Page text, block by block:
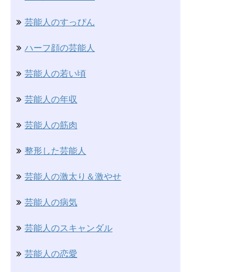
芸能人のすっぴん
ハーフ顔の芸能人
芸能人の若い頃
芸能人の年収
芸能人の筋肉
整形した芸能人
芸能人の激太り＆激やせ
芸能人の病気
芸能人のスキャンダル
芸能人の恋愛